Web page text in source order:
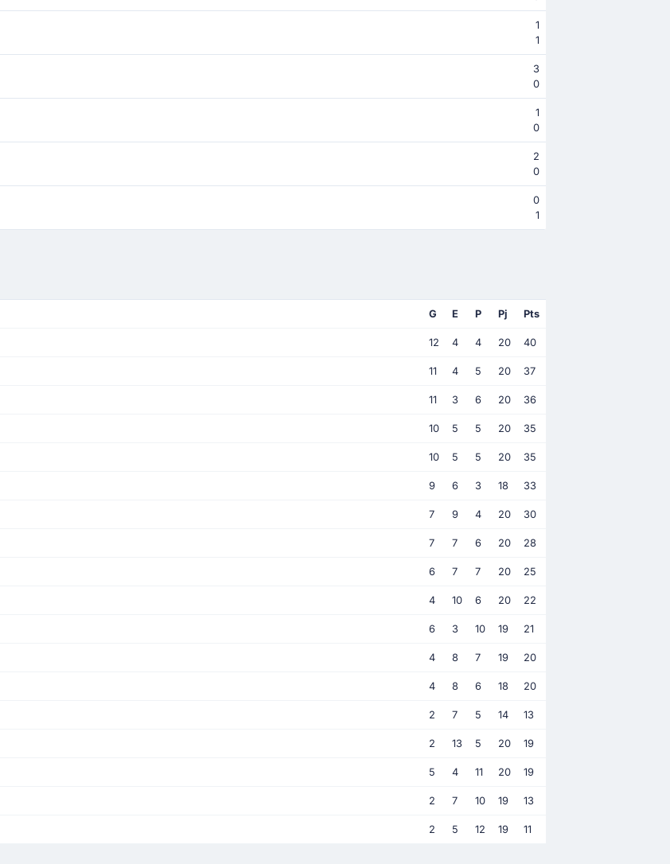
1
1
3
0
1
0
2
0
0
1
G E P Pj Pts
12 4 4 20 40
11 4 5 20 37
11 3 6 20 36
10 5 5 20 35
10 5 5 20 35
9 6 3 18 33
7 9 4 20 30
7 7 6 20 28
6 7 7 20 25
4 10 6 20 22
6 3 10 19 21
4 8 7 19 20
4 8 6 18 20
2 7 5 14 13
2 13 5 20 19
5 4 11 20 19
2 7 10 19 13
2 5 12 19 11